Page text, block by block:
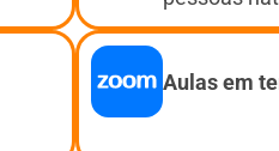
Aulas em